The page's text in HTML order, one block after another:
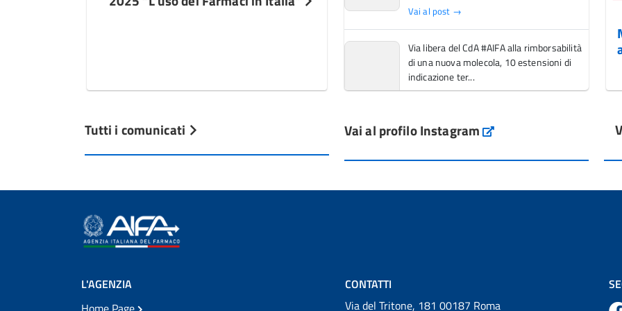
Tutti i comunicati
Vai al post →
Via libera del CdA #AIFA alla rimborsabilità
di una nuova molecola, 10 estensioni di
indicazione ter...
L'Italia si conferma tra i primi Paesi europei
dal Servi...
Vai al profilo Instagram Instagram
L'AGENZIA
CONTATTI
Via del Tritone, 181 00187 Roma